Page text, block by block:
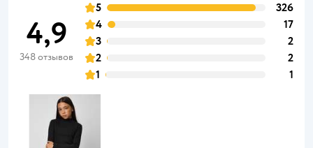
4,9
348 отзывов
5
326
4
17
3
2
2
2
1
1